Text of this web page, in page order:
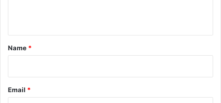
*
Name *
Email *